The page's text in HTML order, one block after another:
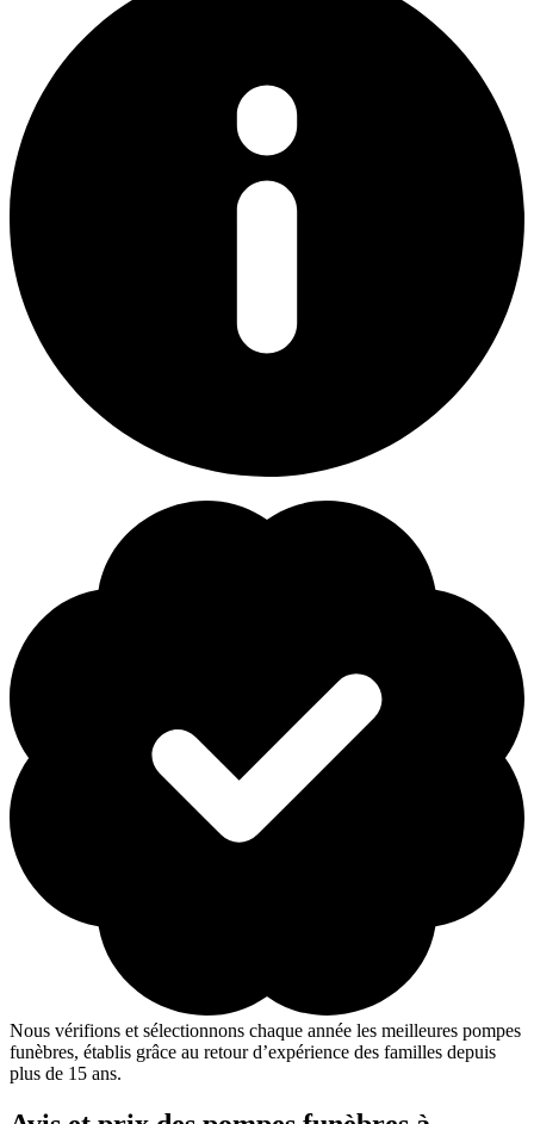
Nous vérifions et sélectionnons chaque année les meilleures pompes
funèbres, établis grâce au retour d’expérience des familles depuis
plus de 15 ans.